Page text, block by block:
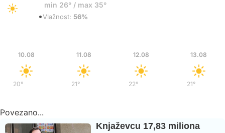
min 26° / max 35°
•Vlažnost: 56%
10.08
20°
11.08
21°
12.08
22°
13.08
21°/
Povezano...
Knjaževcu 17,83 miliona